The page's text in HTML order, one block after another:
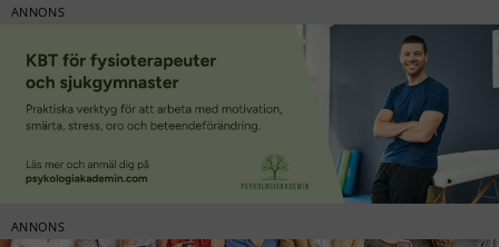
ANNONS
ANNONS